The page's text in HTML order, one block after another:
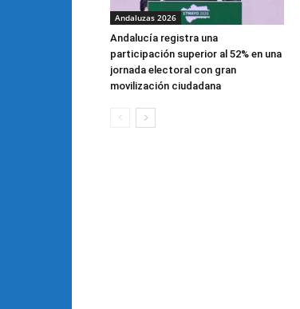
Andaluzas 2026
Andalucía registra una
participación superior al 52% en una
jornada electoral con gran
movilización ciudadana